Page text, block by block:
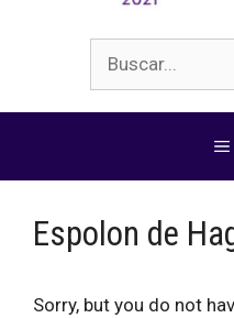
Espolon de
Sorry, but you do not